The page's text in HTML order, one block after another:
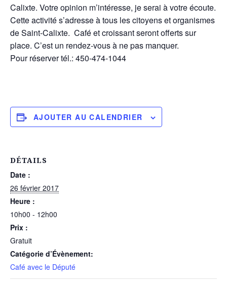
Calixte. Votre opinion m’intéresse, je serai à votre écoute.
Cette activité s’adresse à tous les citoyens et organismes
de Saint-Calixte. Café et croissant seront offerts sur
place. C’est un rendez-vous à ne pas manquer.
Pour réserver tél.: 450-474-1044
AJOUTER AU CALENDRIER
DÉTAILS
Date :
26 février 2017
Heure :
10h00 - 12h00
Prix :
Gratuit
Catégorie d’Évènement:
Café avec le Député